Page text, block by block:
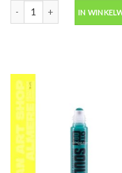
OTR.007 Black zwart
IN